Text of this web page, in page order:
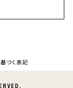
づく表記